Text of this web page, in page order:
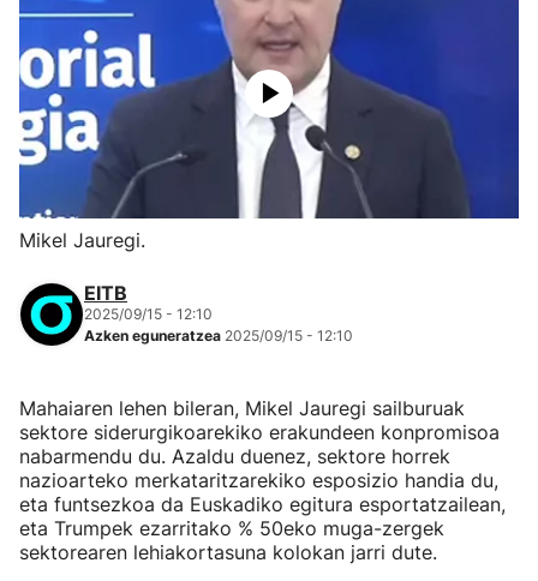
Mikel Jauregi.
EITB
2025/09/15 - 12:10
Azken eguneratzea 2025/09/15 - 12:10
Mahaiaren lehen bileran, Mikel Jauregi sailburuak
sektore siderurgikoarekiko erakundeen konpromisoa
nabarmendu du. Azaldu duenez, sektore horrek
nazioarteko merkataritzarekiko esposizio handia du,
eta funtsezkoa da Euskadiko egitura esportatzailean,
eta Trumpek ezarritako % 50eko muga-zergek
sektorearen lehiakortasuna kolokan jarri dute.